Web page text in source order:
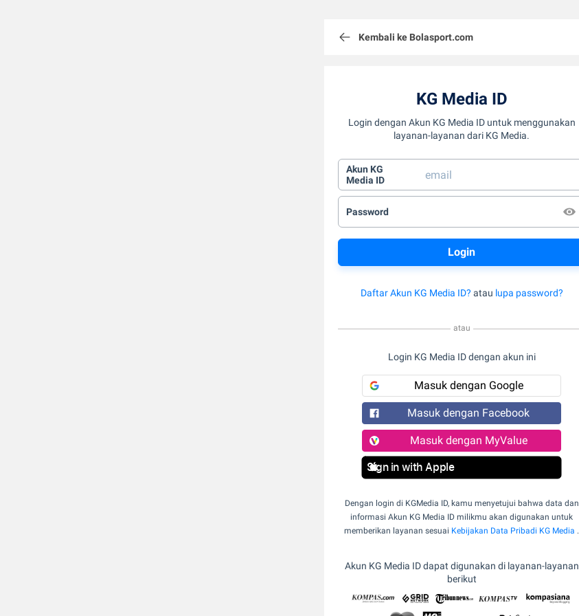
Kembali ke Bolasport.com
KG Media ID
Login dengan Akun KG Media ID untuk menggunakan
layanan-layanan dari KG Media.
Akun KG
Media ID
Password
Daftar Akun KG Media ID? atau lupa password?
atau
Login KG Media ID dengan akun ini
Masuk dengan Google
Masuk dengan Facebook
Masuk dengan MyValue
Sign in with Apple
Dengan login di KGMedia ID, kamu menyetujui bahwa data dan
informasi Akun KG Media ID milikmu akan digunakan untuk
memberikan layanan sesuai Kebijakan Data Pribadi KG Media .
Akun KG Media ID dapat digunakan di layanan-layanan
berikut